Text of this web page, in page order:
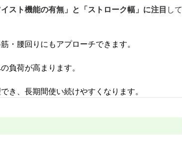
イスト機能の有無」と「ストローク幅」に注目 して
・腰回りにもアプローチできます。
負荷が高まります。
き、長期間使い続けやすくなります。